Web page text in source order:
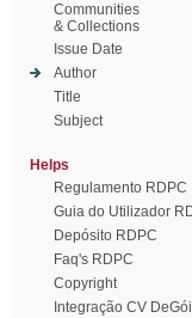
Communities
& Collections
Issue Date
Author
Title
Subject
Helps
Regulamento RDPC
Guia do Utilizador
Depósito RDPC
Faq's RDPC
Copyright
Integração CV